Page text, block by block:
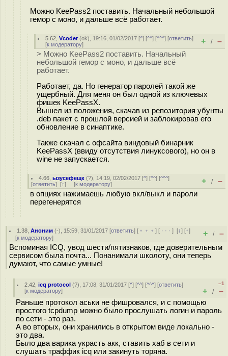
Можно KeePass2 поставить. Начальный небольшой
гемор с моно, и дальше всё работает.
5.62 ,Vcoder(ok), 19:16, 01/02/2017 [^] [^^] [^^^] [ответить]
[к модератору] + / –
> Можно KeePass2 поставить. Начальный
небольшой гемор с моно, и дальше всё
работает.
Работает, да. Но генератор паролей такой же
ущербный. Для меня он был одной из ключевых
фишек KeePassX.
Вышел из положения, скачав из репозитория убунты
.deb пакет с прошлой версией и заблокировав его
обновление в синаптике.
Также скачал с офсайта виндовый бинарник
KeePassX (ввиду отсутствия линуксового), но он в
wine не запускается.
4.66 ,ызусефещк (?), 14:19, 02/02/2017 [^] [^^] [^^^]
[ответить] [↑] [к модератору] + / –
в опциях нажимаешь любую вкл/выкл и пароли
перегенерятся
1.38 ,Аноним (-), 15:59, 31/01/2017 [ответить] [ ﹢﹢﹢] [ · · ·][↓] [↑]
[к модератору] + / –
Вспоминая ICQ, увод шести/пятизнаков, где доверительным
сервисом была почта... Понанимали школоту, они теперь
думают, что самые умные!
2.42 ,icq protocol (?), 17:08, 31/01/2017 [^] [^^] [^^^] [ответить]
[к модератору]
–1
+ / –
Раньше протокол аськи не фишровался, и с помощью
простого tcpdump можно было прослушать логин и пароль
по сети - это раз.
А во вторых, они хранились в открытом виде локально -
это два.
Было два варика украсть акк, ставить хаб в сети и
слушать траффик icq или закинуть торяна.